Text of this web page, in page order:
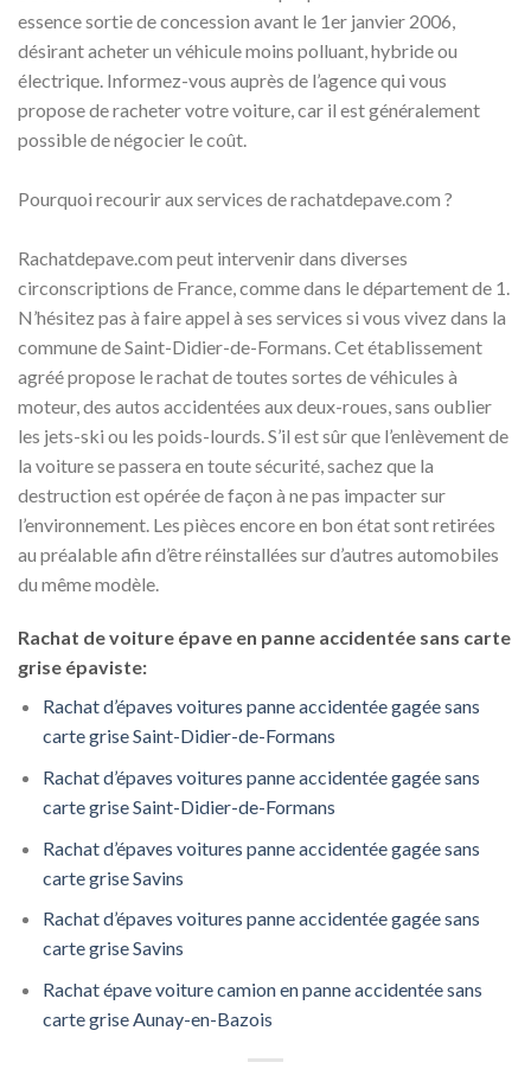
essence sortie de concession avant le 1er janvier 2006,
désirant acheter un véhicule moins polluant, hybride ou
électrique. Informez-vous auprès de l’agence qui vous
propose de racheter votre voiture, car il est généralement
possible de négocier le coût.
Pourquoi recourir aux services de rachatdepave.com ?
Rachatdepave.com peut intervenir dans diverses
circonscriptions de France, comme dans le département de 1.
N’hésitez pas à faire appel à ses services si vous vivez dans la
commune de Saint-Didier-de-Formans. Cet établissement
agréé propose le rachat de toutes sortes de véhicules à
moteur, des autos accidentées aux deux-roues, sans oublier
les jets-ski ou les poids-lourds. S’il est sûr que l’enlèvement de
la voiture se passera en toute sécurité, sachez que la
destruction est opérée de façon à ne pas impacter sur
l’environnement. Les pièces encore en bon état sont retirées
au préalable afin d’être réinstallées sur d’autres automobiles
du même modèle.
Rachat de voiture épave en panne accidentée sans carte
grise épaviste:
Rachat d’épaves voitures panne accidentée gagée sans
carte grise Saint-Didier-de-Formans
Rachat d’épaves voitures panne accidentée gagée sans
carte grise Saint-Didier-de-Formans
Rachat d’épaves voitures panne accidentée gagée sans
carte grise Savins
Rachat d’épaves voitures panne accidentée gagée sans
carte grise Savins
Rachat épave voiture camion en panne accidentée sans
carte grise Aunay-en-Bazois